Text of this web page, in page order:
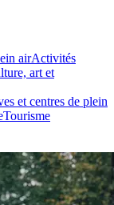
airActivités
art et
et centres de plein
Tourisme